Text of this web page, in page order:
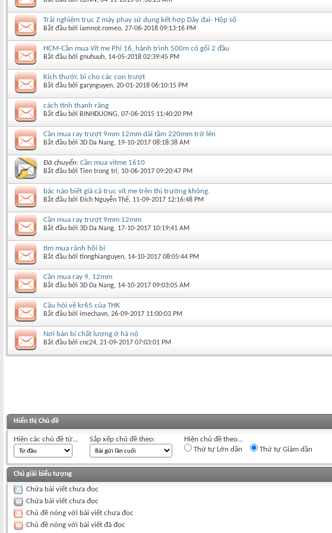
Trải nghiệm trục Z máy phay sử dụng kết hợp Dây đai- Hộp số
Bắt đầu bởi iamnot.romeo‎, 27-06-2018 09:13:16 PM
HCM-Cần mua Vít me Phi 16, hành trình 500m có gối 2 đầu
Bắt đầu bởi gnuhuuh‎, 14-05-2018 02:39:45 PM
Kích thước bi cho các con trượt
Bắt đầu bởi garynguyen‎, 20-01-2018 06:10:15 PM
cách tính thanh răng
Bắt đầu bởi BINHDUONG‎, 07-06-2015 11:40:20 PM
Cần mua ray trượt 9mm 12mm dài tầm 220mm trở lên
Bắt đầu bởi 3D Da Nang‎, 19-10-2017 08:18:38 AM
Đã chuyển: Cần mua vitme 1610
Bắt đầu bởi Tien trong tri‎, 10-06-2017 09:20:47 PM
bác nào biết giá cả trục vít me trên thị trường không.
Bắt đầu bởi Đích Nguyễn Thế‎, 11-09-2017 12:16:48 PM
Cần mua ray trượt 9mm 12mm
Bắt đầu bởi 3D Da Nang‎, 17-10-2017 10:19:41 AM
tìm mua rãnh hồi bi
Bắt đầu bởi tinnghianguyen‎, 14-10-2017 08:05:44 PM
Cần mua ray 9, 12mm
Bắt đầu bởi 3D Da Nang‎, 14-10-2017 09:03:05 AM
Câu hỏi về kr65 của THK
Bắt đầu bởi imechavn‎, 26-09-2017 11:00:03 PM
Nơi bán bi chất lượng ở hà nộ
Bắt đầu bởi cnc24‎, 21-09-2017 07:03:01 PM
Hiển thị Chủ đề
Hiện các chủ đề từ... Sắp xếp chủ đề theo:
Hiện chủ đề theo...
Thứ tự Lớn dần
Thứ tự Giảm dần
Chú giải biểu tượng
Chứa bài viết chưa đọc
Chứa bài viết chưa đọc
Chủ đề nóng với bài viết chưa đọc
Chủ đề nóng với bài viết đã đọc